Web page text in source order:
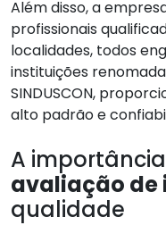
Além disso, a
profissionais
localidades, todos
instituições
SINDUSCON,
alto padrão e
A
avaliação de
qualidade